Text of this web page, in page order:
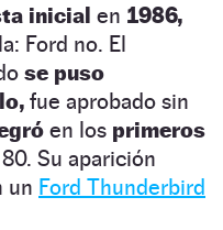
inicial en 1986,
Ford no. El
se puso
fue aprobado sin
en los primeros
Su aparición
un Ford Thunderbird